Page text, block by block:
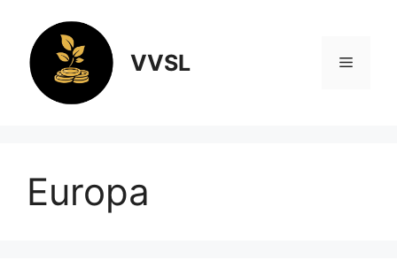
inhoud
VVSL Menu
Europa